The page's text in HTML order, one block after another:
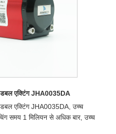
डबल एक्टिंग JHA0035DA
डबल एक्टिंग JHA0035DA, उच्च
समय 1 मिलियन से अधिक बार, उच्च